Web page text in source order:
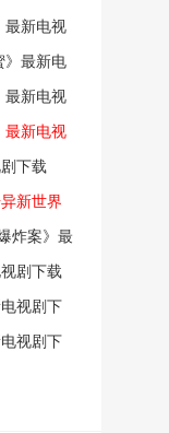
】
最新电视
》最新电
最新电视
最新电视
下载
新世界
02集】
炸案》最
剧下载
视剧下
视剧下